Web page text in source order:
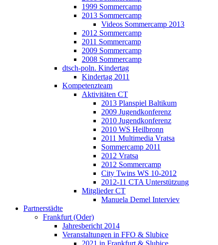
1999 Sommercamp
2013 Sommercamp
Videos Sommercamp 2013
2012 Sommercamp
2011 Sommercamp
2009 Sommercamp
2008 Sommercamp
dtsch-poln. Kindertag
Kindertag 2011
Kompetenzteam
Aktivitäten CT
2013 Planspiel Baltikum
2009 Jugendkonferenz
2010 Jugendkonferenz
2010 WS Heilbronn
2011 Multimedia Vratsa
Sommercamp 2011
2012 Vratsa
2012 Sommercamp
City Twins WS 10-2012
2012-11 CTA Unterstützung
Mitglieder CT
Manuela Demel Interviev
Partnerstädte
Frankfurt (Oder)
Jahresbericht 2014
Veranstaltungen in FFO & Slubice
2021 in Frankfurt & Slubice